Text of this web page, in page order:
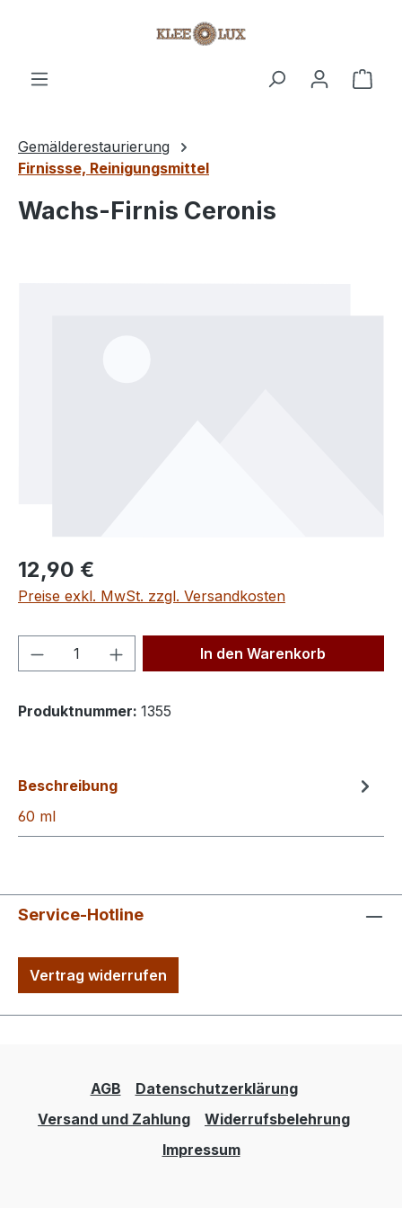
Gemälderestaurierung
Firnissse, Reinigungsmittel
Wachs-Firnis Ceronis
Regulärer Preis:
12,90 €
Preise exkl. MwSt. zzgl. Versandkosten
Produkt Anzahl: Gib denIn den Warenkorb
Produktnummer: 1355
Beschreibung
60 ml
Service-Hotline
Vertrag widerrufen
AGB
Datenschutzerklärung
Versand und Zahlung
Widerrufsbelehrung
Impressum